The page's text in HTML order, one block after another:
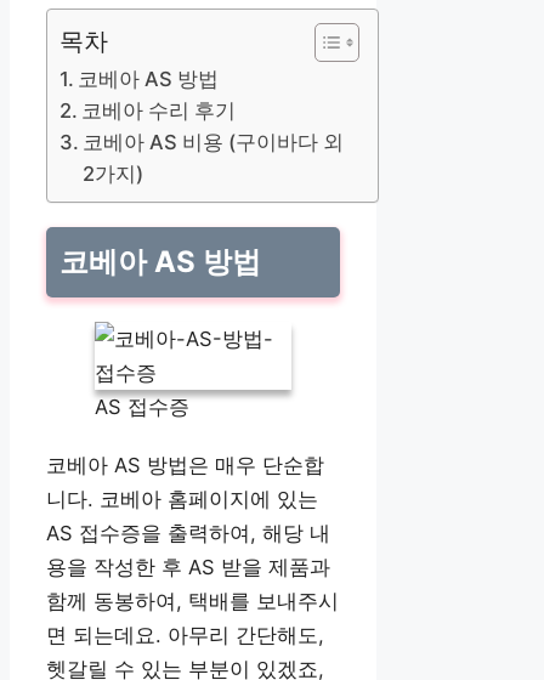
목차
코베아 AS 방법
코베아 수리 후기
코베아 AS 비용 (구이바다 외
2가지)
코베아 AS 방법
AS 접수증
코베아 AS 방법은 매우 단순합
니다. 코베아 홈페이지에 있는
AS 접수증을 출력하여, 해당 내
용을 작성한 후 AS 받을 제품과
함께 동봉하여, 택배를 보내주시
면 되는데요. 아무리 간단해도,
헷갈릴 수 있는 부분이 있겠죠,